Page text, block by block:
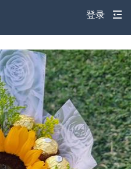
登录